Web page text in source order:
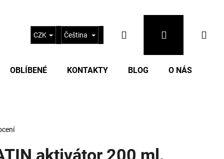
OBLÍBENÉ KONTAKTY BLOG O NÁS
CZK Čeština Hledat Přihlášení
aktivátor 200 ml.